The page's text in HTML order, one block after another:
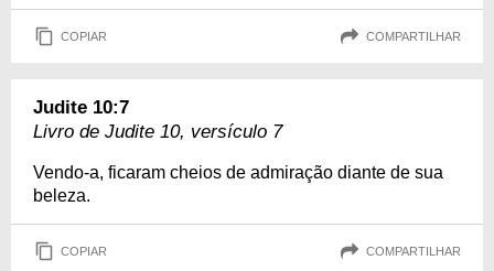
COPIAR COMPARTILHAR
Judite 10:7
Livro de Judite 10, versículo 7
Vendo-a, ficaram cheios de admiração diante de sua
beleza.
COPIAR COMPARTILHAR